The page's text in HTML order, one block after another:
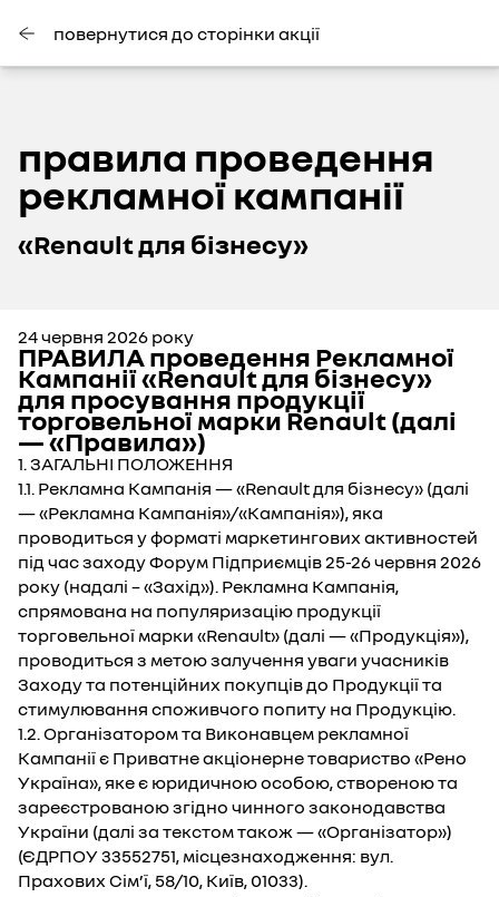
повернутися до сторінки акції
правила проведення
рекламної кампанії
«Renault для бізнесу»
24 червня 2026 року
ПРАВИЛА проведення Рекламної
Кампанії «Renault для бізнесу»
для просування продукції
торговельної марки Renault (далі
— «Правила»)
1. ЗАГАЛЬНІ ПОЛОЖЕННЯ
1.1. Рекламна Кампанія — «Renault для бізнесу» (далі
— «Рекламна Кампанія»/«Кампанія»), яка
проводиться у форматі маркетингових активностей
під час заходу Форум Підприємців 25-26 червня 2026
року (надалі – «Захід»). Рекламна Кампанія,
спрямована на популяризацію продукції
торговельної марки «Renault» (далі — «Продукція»),
проводиться з метою залучення уваги учасників
Заходу та потенційних покупців до Продукції та
стимулювання споживчого попиту на Продукцію.
1.2. Організатором та Виконавцем рекламної
Кампанії є Приватне акціонерне товариство «Рено
Україна», яке є юридичною особою, створеною та
зареєстрованою згідно чинного законодавства
України (далі за текстом також — «Організатор»)
(ЄДРПОУ 33552751, місцезнаходження: вул.
Прахових Сім’ї, 58/10, Київ, 01033).